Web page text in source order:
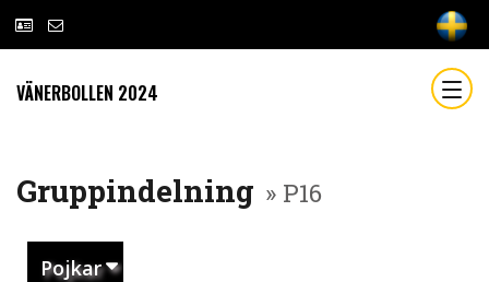
VÄNERBOLLEN 2024
Gruppindelning » P16
Pojkar